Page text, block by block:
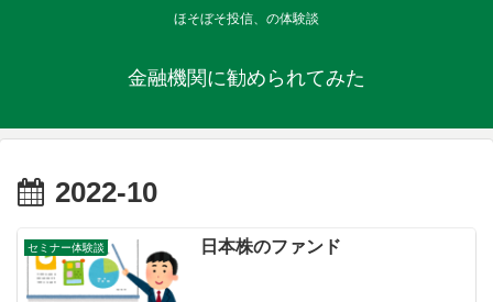
ほそぼそ投信、の体験談
金融機関に勧められてみた
2022-10
セミナー体験談 日本株のファンド